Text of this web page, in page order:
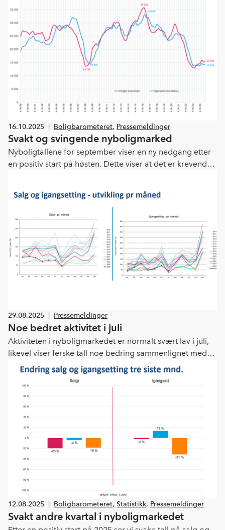
sammenlignet med 2024. Igangsettingen i oktober er
kraftig opp sammenlignet med 2024. Men samtidig må vi
huske at oktober 2024 var tidenes svakeste, og at
igangsatte boenheter er 44 prosent under beregnet årlig
boligbehov[1], understreker Hiim.
16.10.2025 Boligbarometeret, Pressemeldinger
Svakt og svingende nyboligmarked
Nyboligtallene for september viser en ny nedgang etter
en positiv start på høsten. Dette viser at det er krevende
Dessverre ser vi ennå ingen effekt av rentenedgangene.
Nyboligmarkedet preges fortsatt av for høyt
29.08.2025 Pressemeldinger
Noe bedret aktivitet i juli
Aktiviteten i nyboligmarkedet er normalt svært lav i juli,
likevel viser ferske tall noe bedring sammenlignet med
juli de tre foregående årene, sier administrerende
direktør Lars Jacob Hiim.
12.08.2025 Boligbarometeret, Statistikk, Pressemeldinger
Svakt andre kvartal i nyboligmarkedet